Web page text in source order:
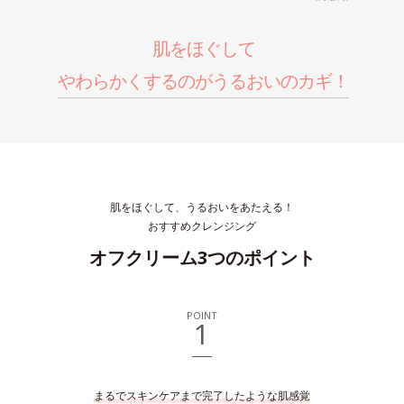
肌をほぐして
やわらかくするのがうるおいのカギ！
肌をほぐして、うるおいをあたえる！
おすすめクレンジング
オフクリーム3つのポイント
POINT
1
まるでスキンケアまで完了したような肌感覚